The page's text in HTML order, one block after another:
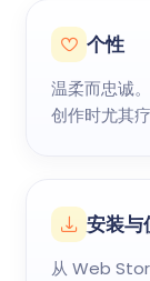
个性
温柔而忠诚
创作时尤其疗
安装与
从 Web